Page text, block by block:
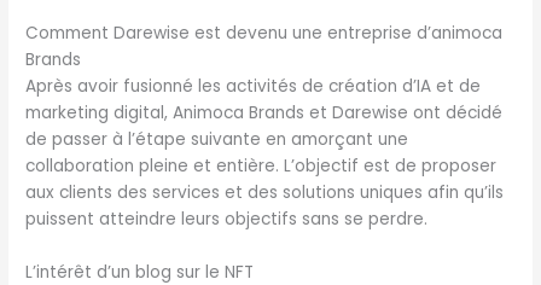
Comment Darewise est devenu une entreprise d’animoca
Brands
Après avoir fusionné les activités de création d’IA et de
marketing digital, Animoca Brands et Darewise ont décidé
de passer à l’étape suivante en amorçant une
collaboration pleine et entière. L’objectif est de proposer
aux clients des services et des solutions uniques afin qu’ils
puissent atteindre leurs objectifs sans se perdre.
L’intérêt d’un blog sur le NFT